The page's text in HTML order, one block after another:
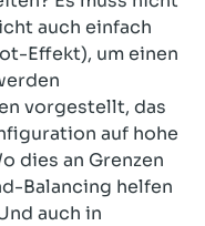
auch einfach
Effekt), um einen
vorgestellt, das
auf hohe
dies an Grenzen
Balancing helfen
auch in